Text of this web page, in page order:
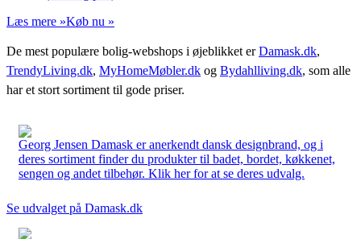
Læs mere »Køb nu »
De mest populære bolig-webshops i øjeblikket erDamask.dk,
TrendyLiving.dk, MyHomeMøbler.dk og Bydahlliving.dk, som alle
har et stort sortiment til gode priser.
Georg Jensen Damask er anerkendt dansk designbrand, og i
deres sortiment finder du produkter til badet, bordet, køkkenet,
sengen og andet tilbehør. Klik her for at se deres udvalg.
Se udvalget på Damask.dk